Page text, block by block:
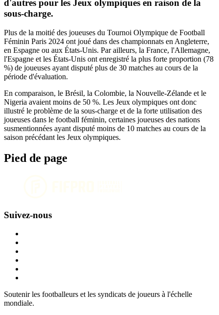
d'autres pour les Jeux olympiques en raison de la
sous-charge.
Plus de la moitié des joueuses du Tournoi Olympique de Football
Féminin Paris 2024 ont joué dans des championnats en Angleterre,
en Espagne ou aux États-Unis. Par ailleurs, la France, l'Allemagne,
l'Espagne et les États-Unis ont enregistré la plus forte proportion (78
%) de joueuses ayant disputé plus de 30 matches au cours de la
période d'évaluation.
En comparaison, le Brésil, la Colombie, la Nouvelle-Zélande et le
Nigeria avaient moins de 50 %. Les Jeux olympiques ont donc
illustré le problème de la sous-charge et de la forte utilisation des
joueuses dans le football féminin, certaines joueuses des nations
susmentionnées ayant disputé moins de 10 matches au cours de la
saison précédant les Jeux olympiques.
Pied de page
Suivez-nous
Soutenir les footballeurs et les syndicats de joueurs à l'échelle
mondiale.